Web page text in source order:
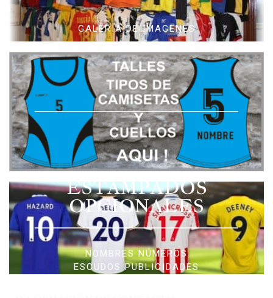
GALERIA DE IMAGENES
ESTAMPADOS
OPCIONALES
NOMBRES NÚMEROS
ESCUDOS PUBLICIDADES